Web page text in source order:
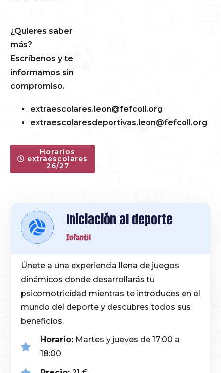
¿Quieres saber
más?
Escríbenos y te
informamos sin
compromiso.
extraescolares.leon@fefcoll.org
extraescolaresdeportivas.leon@fefcoll.org
Horarios
extraescolares
26/27
Iniciación al deporte
Infantil
Únete a una experiencia llena de juegos
dinámicos donde desarrollarás tu
psicomotricidad mientras te introduces en el
mundo del deporte y descubres todos sus
beneficios.
Horario: Martes y jueves de 17:00 a
18:00